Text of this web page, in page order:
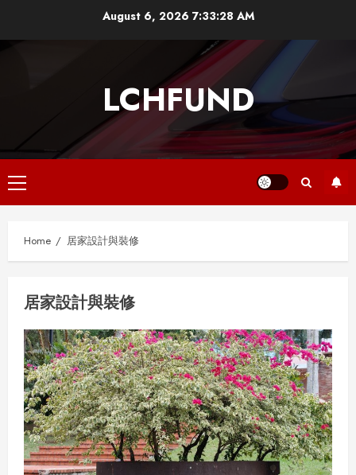
August 6, 2026 7:33:29 AM
LCHFUND
Primary
Menu
Home 居家設計與裝修
居家設計與裝修